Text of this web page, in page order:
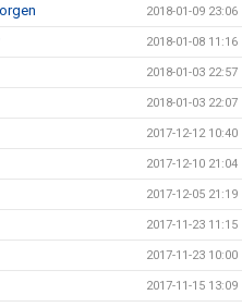
2018-01-09 23:06
2018-01-08 11:16
2018-01-03 22:57
2018-01-03 22:07
2017-12-12 10:40
2017-12-10 21:04
2017-12-05 21:19
2017-11-23 11:15
2017-11-23 10:00
2017-11-15 13:09